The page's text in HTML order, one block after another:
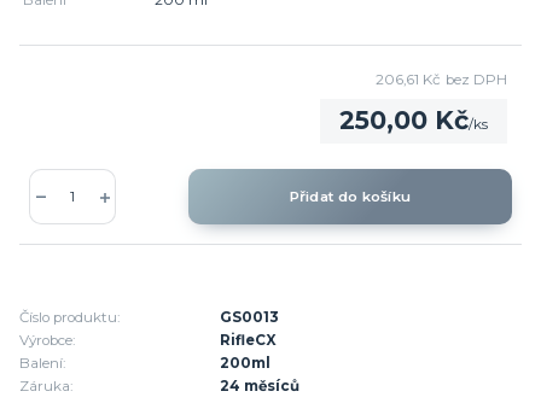
250,00 Kč/ks
206,61 Kč bez DPH
Přidat do košíku
Číslo produktu:
GS0013
Výrobce:
RifleCX
Balení:
200ml
Záruka:
24 měsíců